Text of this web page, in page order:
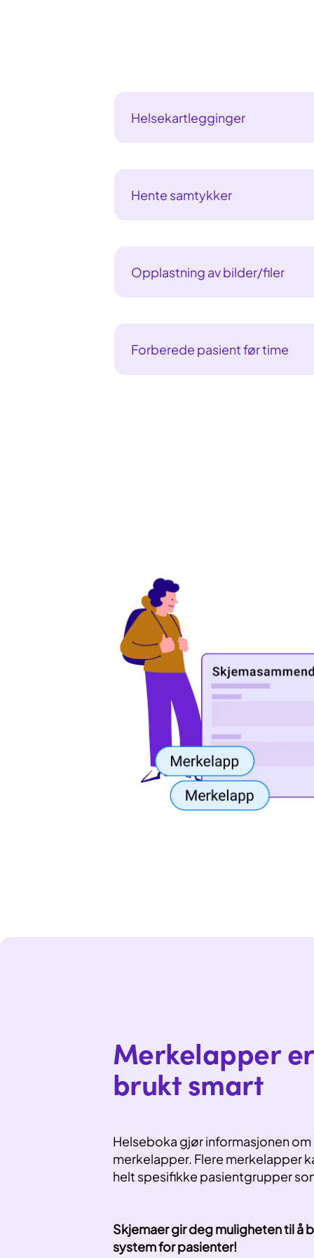
Helsekartlegginger
Hente samtykker
Opplastning av bilder/filer
Forberede pasient før time
Merkelapper
brukt smart
Helseboka gjør informasjonen
merkelapper. Flere merkelapper
helt spesifikke pasientgrupper
Skjemaer gir deg muligheten til å
system for pasienter!